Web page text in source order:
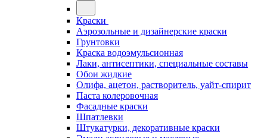
Краски
Аэрозольные и дизайнерские краски
Грунтовки
Краска водоэмульсионная
Лаки, антисептики, специальные составы
Обои жидкие
Олифа, ацетон, растворитель, уайт-спирит
Паста колеровочная
Фасадные краски
Шпатлевки
Штукатурки, декоративные краски